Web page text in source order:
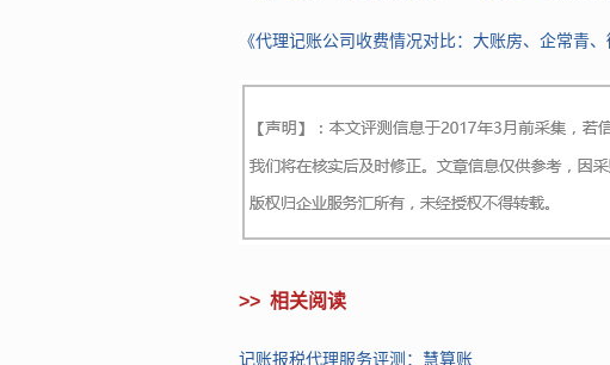
《代理记账公司收费情况对比：大账房、企常青、
>> 相关阅读
记账报税代理服务评测：慧算账